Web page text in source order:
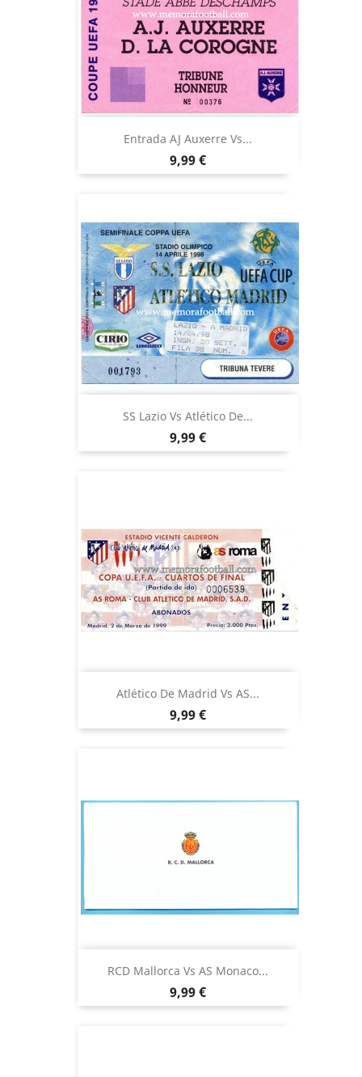
Entrada AJ Auxerre Vs...
Precio
9,99 €
SS Lazio Vs Atlético De...
Precio
9,99 €
Atlético De Madrid Vs AS...
Precio
9,99 €
RCD Mallorca Vs AS Monaco...
Precio
9,99 €